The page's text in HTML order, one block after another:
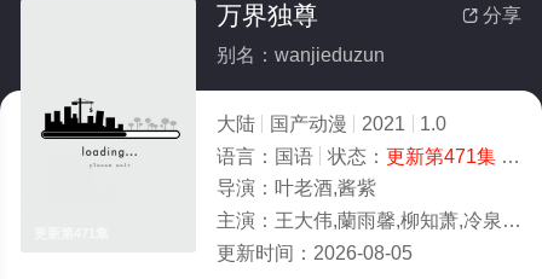
 分享
万界独尊
别名：wanjieduzun
大陆 国产动漫 2021
1.0
语言： 国语 状态： 更新第471集- 免费在线观看
导演： 叶老酒,酱紫
主演： 王大伟,蘭雨馨,柳知萧,冷泉月夜,音匣老鬼,森中人
更新时间： 2026-08-05